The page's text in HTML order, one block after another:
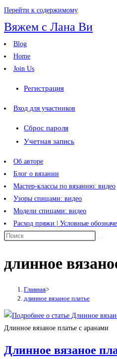
Перейти к содержимому
Вяжем с Лана Ви
Blog
Home
Join Us
Регистрация
Вход для участников
Сброс пароля
Учетная запись
Об авторе
Блог о вязании
Мастер-классы по вязанию: видео
Узоры спицами: видео
Модели спицами: видео
Расход пряжи | Условные
длинное
Главная>
длинное вязаное платье
Длинное вязаное платье с аранами
Длинное вязаное